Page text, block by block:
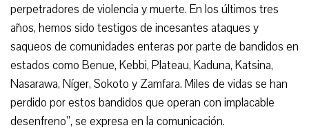
perpetradores de violencia y muerte. En los últimos tres
años, hemos sido testigos de incesantes ataques y
saqueos de comunidades enteras por parte de bandidos en
estados como Benue, Kebbi, Plateau, Kaduna, Katsina,
Nasarawa, Níger, Sokoto y Zamfara. Miles de vidas se han
perdido por estos bandidos que operan con implacable
desenfreno”, se expresa en la comunicación.